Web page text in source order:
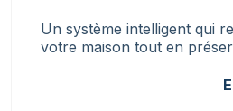
Un système intelligent qui
votre maison tout en